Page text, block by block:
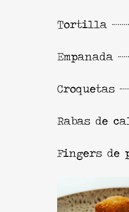
Tortilla
Empanada
Croquetas
Rabas de
Fingers de